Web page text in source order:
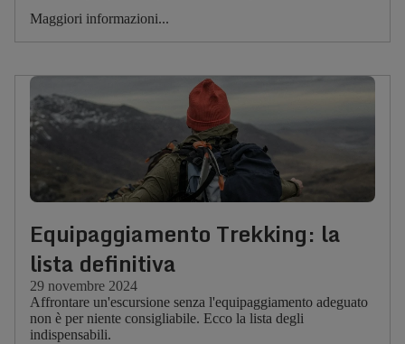
Maggiori informazioni...
Equipaggiamento Trekking: la
lista definitiva
29 novembre 2024
Affrontare un'escursione senza l'equipaggiamento adeguato
non è per niente consigliabile. Ecco la lista degli
indispensabili.